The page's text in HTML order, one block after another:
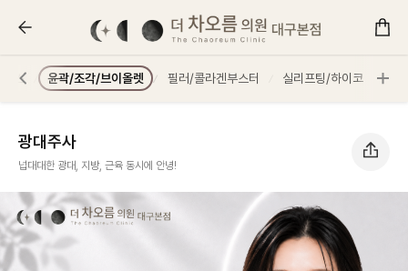
톡스 윤곽/조각/브이올렛 필러/콜라겐부스터 실리프팅/하이코 리
광대주사
넙대대한 광대, 지방, 근육 동시에 안녕!